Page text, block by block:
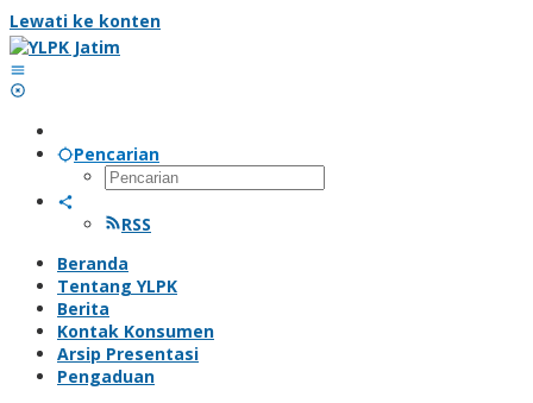
Lewati ke konten
Pencarian
RSS
Beranda
Tentang YLPK
Berita
Kontak Konsumen
Arsip Presentasi
Pengaduan